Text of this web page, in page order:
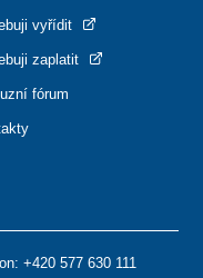
+420 577 630 111
vyřídit
zaplatit
fórum